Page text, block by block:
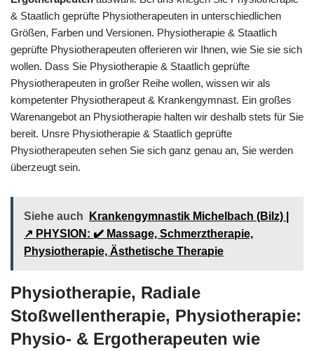
& Staatlich geprüfte Physiotherapeuten in unterschiedlichen
Größen, Farben und Versionen. Physiotherapie & Staatlich
geprüfte Physiotherapeuten offerieren wir Ihnen, wie Sie sie sich
wollen. Dass Sie Physiotherapie & Staatlich geprüfte
Physiotherapeuten in großer Reihe wollen, wissen wir als
kompetenter Physiotherapeut & Krankengymnast. Ein großes
Warenangebot an Physiotherapie halten wir deshalb stets für Sie
bereit. Unsre Physiotherapie & Staatlich geprüfte
Physiotherapeuten sehen Sie sich ganz genau an, Sie werden
überzeugt sein.
Siehe auch
Krankengymnastik Michelbach (Bilz) |
↗️ PHYSION: ✔️ Massage, Schmerztherapie,
Physiotherapie, Ästhetische Therapie
Physiotherapie, Radiale
Stoßwellentherapie, Physiotherapie:
Physio- & Ergotherapeuten wie